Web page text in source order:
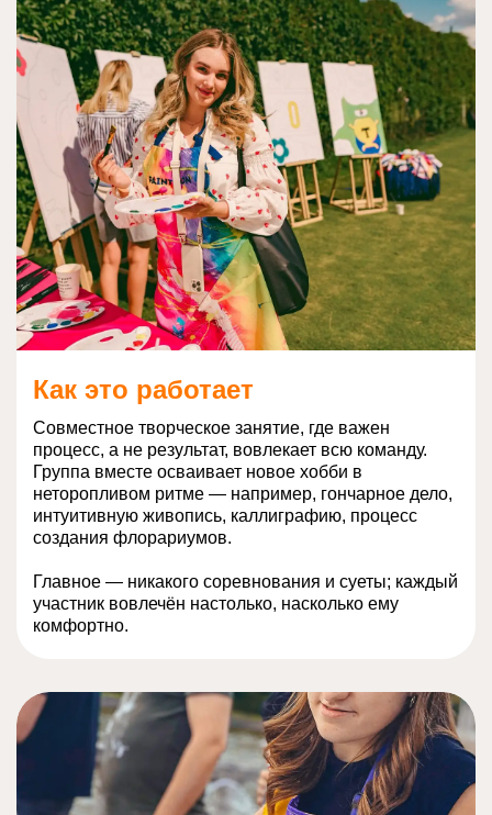
Как это работает
Совместное творческое занятие, где важен
процесс, а не результат, вовлекает всю команду.
Группа вместе осваивает новое хобби в
неторопливом ритме — например, гончарное дело,
интуитивную живопись, каллиграфию, процесс
создания флорариумов.
Главное — никакого соревнования и суеты; каждый
участник вовлечён настолько, насколько ему
комфортно.